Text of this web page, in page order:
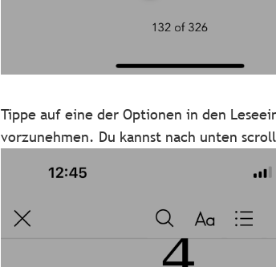
Tippe auf eine der Optionen in den
vorzunehmen. Du kannst nach unten